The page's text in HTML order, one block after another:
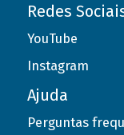
Redes
YouTube
Instagram
Ajuda
Perguntas